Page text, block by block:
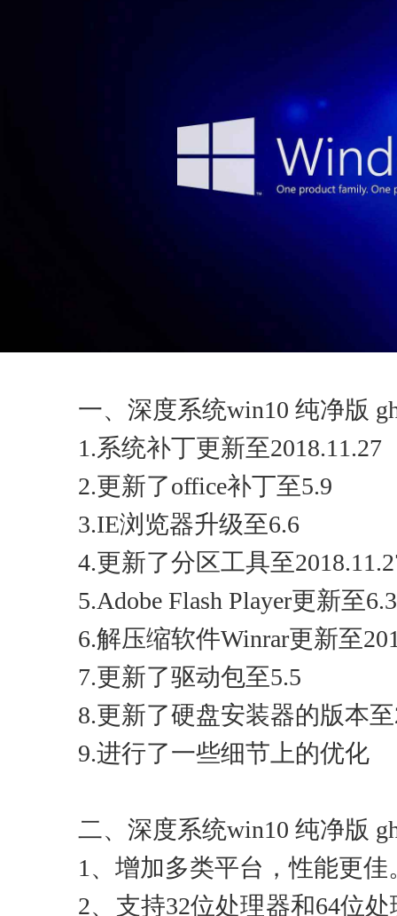
一、深度系统win10 纯净版
1.系统补丁更新至2018.11.27
2.更新了office补丁至5.9
3.IE浏览器升级至6.6
4.更新了分区工具至
5.Adobe Flash Player更新至6.3
6.解压缩软件Winrar更新至
7.更新了驱动包至5.5
8.更新了硬盘安装器的版本至
9.进行了一些细节上的优化
二、深度系统win10 纯净版
1、增加多类平台，性能更佳
2、支持32位处理器和64位处